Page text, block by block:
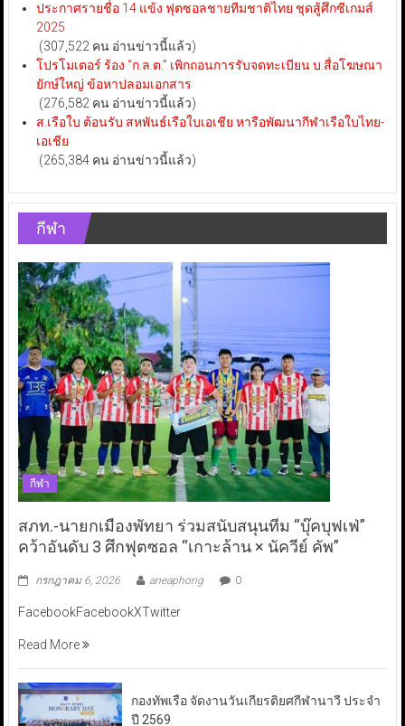
ประกาศรายชื่อ 14 แข้ง ฟุตซอลชายทีมชาติไทย ชุดสู้ศึกซีเกมส์
2025
(307,522 คน อ่านข่าวนี้แล้ว)
โปรโมเตอร์ ร้อง “ก.ล.ต.” เพิกถอนการรับจดทะเบียน บ.สื่อโฆษณา
ยักษ์ใหญ่ ข้อหาปลอมเอกสาร
(276,582 คน อ่านข่าวนี้แล้ว)
ส.เรือใบ ต้อนรับ สหพันธ์เรือใบเอเชีย หารือพัฒนากีฬาเรือใบไทย-
เอเชีย
(265,384 คน อ่านข่าวนี้แล้ว)
กีฬา
กีฬา
สภท.-นายกเมืองพัทยา ร่วมสนับสนุนทีม “บุ๊คบุฟเฟ่”
คว้าอันดับ 3 ศึกฟุตซอล “เกาะล้าน × นัควีย์ คัพ”
กรกฎาคม 6, 2026 aneaphong 0
FacebookFacebookXTwitter
Read More
กองทัพเรือ จัดงานวันเกียรติยศกีฬานาวี ประจำ
ปี 2569